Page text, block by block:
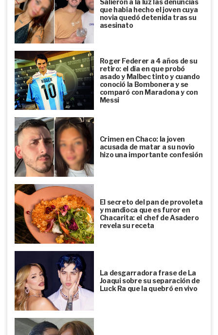
que había hecho el joven cuya
novia quedó detenida tras su
asesinato
Roger Federer a 4 años de su
retiro: el día en que probó
asado y Malbec tinto y cuando
conoció la Bombonera y se
comparó con Maradona y con
Messi
Crimen en Chaco: la joven
acusada de matar a su novio
hizo una importante confesión
El secreto del pan de provoleta
y mandioca que es furor en
Chacarita: el chef de Asadero
revela su receta
La desgarradora frase de La
Joaqui sobre su separación de
Luck Ra que la quebró en vivo